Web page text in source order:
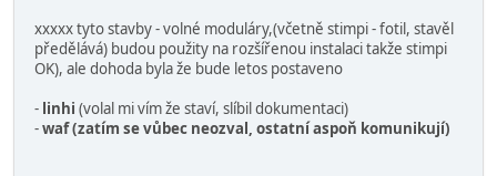
xxxxx tyto stavby - volné moduláry,(včetně stimpi - fotil, stavěl
předělává) budou použity na rozšířenou instalaci takže stimpi
OK), ale dohoda byla že bude letos postaveno
- linhi (volal mi vím že staví, slíbil dokumentaci)
-waf (zatím se vůbec neozval, ostatní aspoň komunikují)